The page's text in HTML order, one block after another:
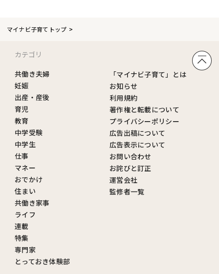
マイナビ子育てトップ
カテゴリ
共働き夫婦
妊娠
出産・産後
育児
教育
中学受験
中学生
仕事
マネー
おでかけ
住まい
共働き家事
ライフ
連載
特集
専門家
とっておき体験部
「マイナビ子育て」とは
お知らせ
利用規約
著作権と転載について
プライバシーポリシー
広告出稿について
広告表示について
お問い合わせ
お詫びと訂正
運営会社
監修者一覧